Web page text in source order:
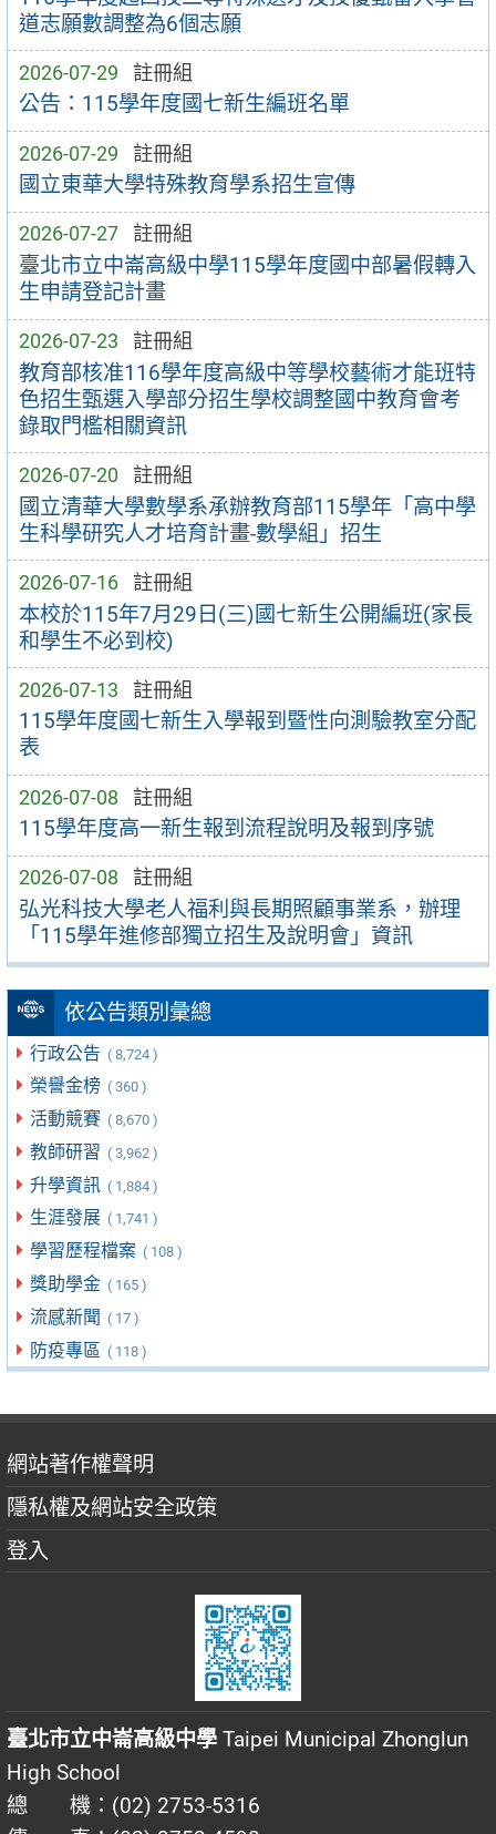
道志願數調整為6個志願
2026-07-29 註冊組
公告：115學年度國七新生編班名單
2026-07-29 註冊組
國立東華大學特殊教育學系招生宣傳
2026-07-27 註冊組
臺北市立中崙高級中學115學年度國中部暑假轉入
生申請登記計畫
2026-07-23 註冊組
教育部核准116學年度高級中等學校藝術才能班特
色招生甄選入學部分招生學校調整國中教育會考
錄取門檻相關資訊
2026-07-20 註冊組
國立清華大學數學系承辦教育部115學年「高中學
生科學研究人才培育計畫-數學組」招生
2026-07-16 註冊組
本校於115年7月29日(三)國七新生公開編班(家長
和學生不必到校)
2026-07-13 註冊組
115學年度國七新生入學報到暨性向測驗教室分配
表
2026-07-08 註冊組
115學年度高一新生報到流程說明及報到序號
2026-07-08 註冊組
弘光科技大學老人福利與長期照顧事業系，辦理
「115學年進修部獨立招生及說明會」資訊
依公告類別彙總
行政公告 ( 8,724 )
榮譽金榜 ( 360 )
活動競賽 ( 8,670 )
教師研習 ( 3,962 )
升學資訊 ( 1,884 )
生涯發展 ( 1,741 )
學習歷程檔案 ( 108 )
獎助學金 ( 165 )
流感新聞 ( 17 )
防疫專區 ( 118 )
網站著作權聲明
隱私權及網站安全政策
登入
臺北市立中崙高級中學 Taipei Municipal Zhonglun
High School
總 機：(02) 2753-5316